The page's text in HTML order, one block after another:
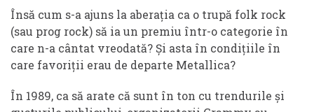
Însă cum s-a ajuns la aberația ca o trupă folk rock
(sau prog rock) să ia un premiu într-o categorie în
care n-a cântat vreodată? Și asta în condițiile în
care favoriții erau de departe Metallica?
În 1989, ca să arate că sunt în ton cu trendurile și